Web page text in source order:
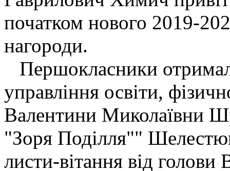
початком нового 2019-
нагороди.
Першокласники
управління освіти,
Валентини Миколаївни
"Зоря Поділля""
листи-вітання від голови